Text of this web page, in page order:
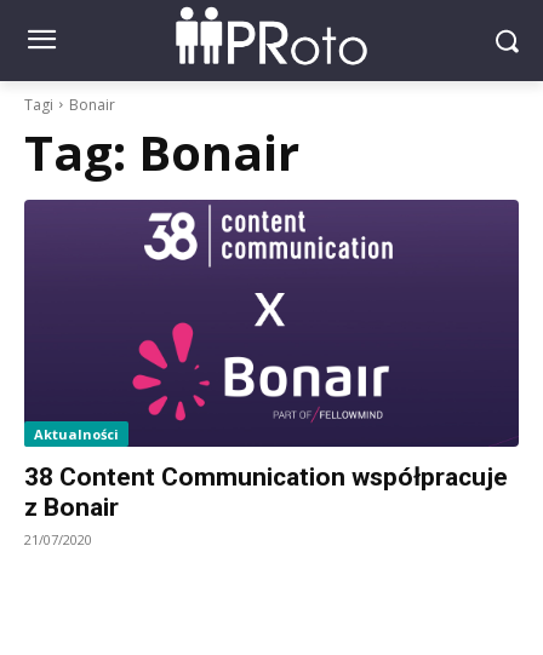
Tagi Bonair
Tag: Bonair
Aktualności
38 Content Communication współpracuje
z Bonair
21/07/2020